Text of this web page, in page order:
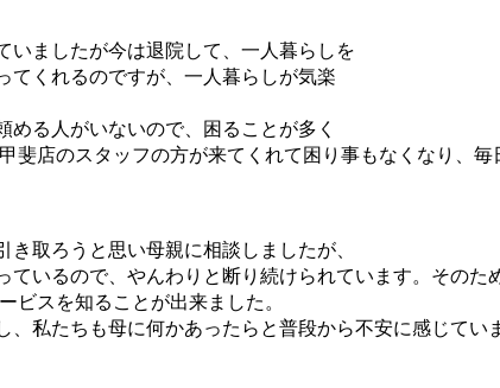
いましたが今は退院して、一人暮らしを
てくれるのですが、一人暮らしが気楽
める人がいないので、困ることが多く
斐店のスタッフの方が来てくれて困り事もなくなり、毎
取ろうと思い母親に相談しましたが、
いるので、やんわりと断り続けられています。そのた
ビスを知ることが出来ました。
私たちも母に何かあったらと普段から不安に感じてい